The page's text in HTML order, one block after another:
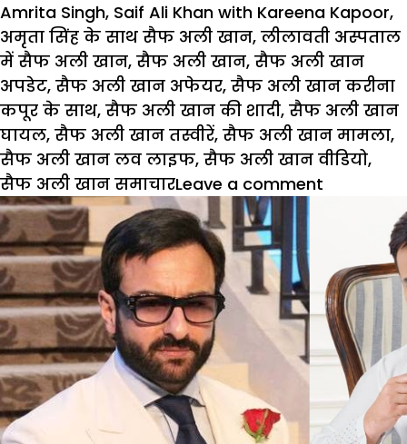
Amrita Singh, Saif Ali Khan with Kareena Kapoor,
अमृता सिंह के साथ सैफ अली खान, लीलावती अस्पताल
में सैफ अली खान, सैफ अली खान, सैफ अली खान
अपडेट, सैफ अली खान अफेयर, सैफ अली खान करीना
कपूर के साथ, सैफ अली खान की शादी, सैफ अली खान
घायल, सैफ अली खान तस्वीरें, सैफ अली खान मामला,
सैफ अली खान लव लाइफ, सैफ अली खान वीडियो,
सैफ अली खान समाचारLeave a comment
Khan
नें
क्यों
की
शादियां